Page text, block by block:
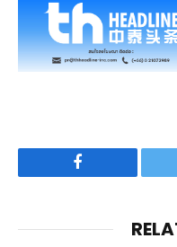
Facebook